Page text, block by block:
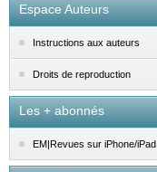
Espace Auteurs
Instructions aux auteurs
Droits de reproduction
Les + abonnés
EM|Revues sur iPhone/iPad